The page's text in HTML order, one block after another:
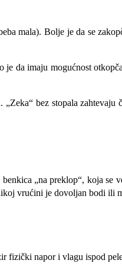
mala). Bolje je da se
da imaju mogućnost
bez stopala
„na preklop“, koja
vrućini je dovoljan bodi ili
fizički napor i vlagu ispod